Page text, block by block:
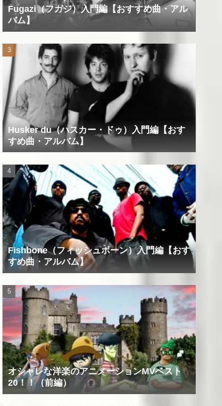
Fugazi（フガジ）入門編【おすすめ曲・アル
バム】
Husker du（ハスカー・ドゥ）入門編【おす
すめ曲・アルバム】
Fishbone（フィッシュボーン）入門編【おす
すめ曲・アルバム】
オシャレな洋楽のアニメーションMVベスト
20！！（前編）